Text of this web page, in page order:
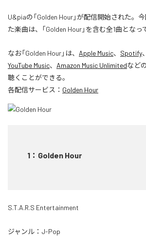
U&piaの「Golden Hour」が配信開始された。
た楽曲は、「Golden Hour」を含む全1曲となっ
なお「Golden Hour」は、 Apple Music、 Spotify、
YouTube Music、 Amazon Music Unlimitedなど
聴くことができる。
各配信サービス： Golden Hour
1 ： Golden Hour
S.T.A.R.S Entertainment
ジャンル： J-Pop